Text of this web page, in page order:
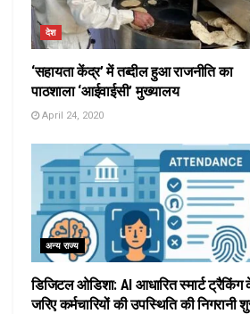
देश
‘सहायता केंद्र’ में तब्दील हुआ राजनीति का
पाठशाला ‘आईवाईसी’ मुख्यालय
April 24, 2020
अन्य राज्य
डिजिटल ओडिशा: AI आधारित स्मार्ट ट्रैकिंग
जरिए कर्मचारियों की उपस्थिति की निगरानी